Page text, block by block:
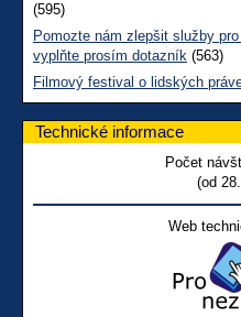
(595)
Pomozte nám zlepšit služby
vyplňte prosím dotazník (563)
Filmový festival o lidských
Technické informace
Počet
(od
Web